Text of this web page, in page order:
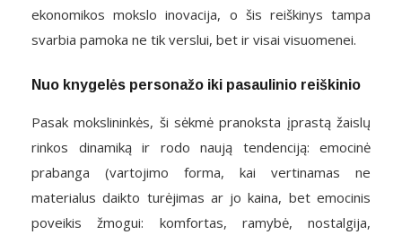
ekonomikos mokslo inovacija, o šis reiškinys tampa
svarbia pamoka ne tik verslui, bet ir visai visuomenei.
Nuo knygelės personažo iki pasaulinio reiškinio
Pasak mokslininkės, ši sėkmė pranoksta įprastą žaislų
rinkos dinamiką ir rodo naują tendenciją: emocinė
prabanga (vartojimo forma, kai vertinamas ne
materialus daikto turėjimas ar jo kaina, bet emocinis
poveikis žmogui: komfortas, ramybė, nostalgija,